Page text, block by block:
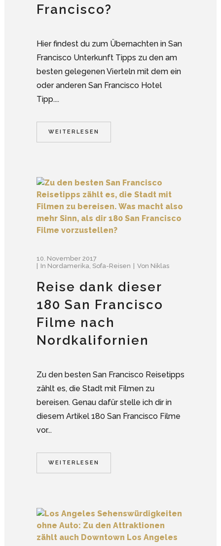
Francisco?
Hier findest du zum Übernachten in San
Francisco Unterkunft Tipps zu den am
besten gelegenen Vierteln mit dem ein
oder anderen San Francisco Hotel
Tipp....
WEITERLESEN
10. November 2017
In Nordamerika, Sofa-Reisen Von Niklas
Reise dank dieser
180 San Francisco
Filme nach
Nordkalifornien
Zu den besten San Francisco Reisetipps
zählt es, die Stadt mit Filmen zu
bereisen. Genau dafür stelle ich dir in
diesem Artikel 180 San Francisco Filme
vor...
WEITERLESEN